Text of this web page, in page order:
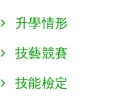
升學情形
技藝競賽
技能檢定